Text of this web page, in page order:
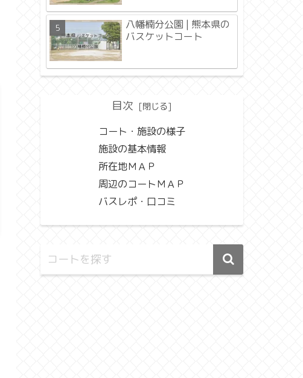
八幡楠分公園 | 熊本県の
バスケットコート
目次
コート・施設の様子
施設の基本情報
所在地ＭＡＰ
周辺のコートＭＡＰ
バスレポ・口コミ